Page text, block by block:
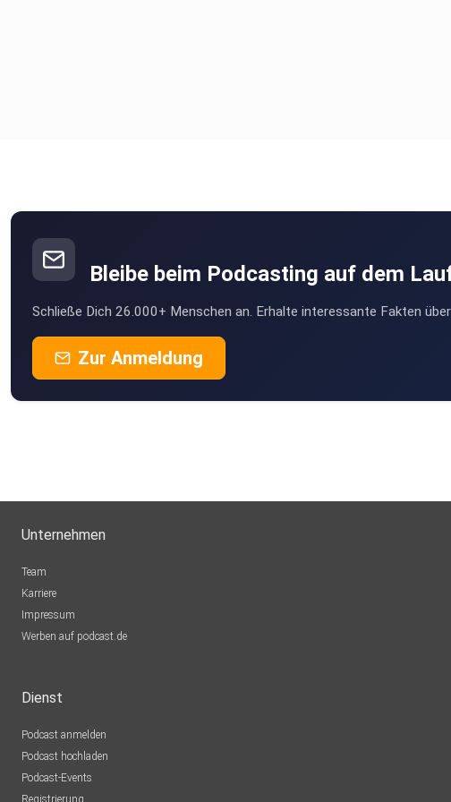
Bleibe beim Podcasting auf dem
Schließe Dich 26.000+ Menschen an. Erhalte interessante Fakten
Zur Anmeldung
Unternehmen
Team
Karriere
Impressum
Werben auf podcast.de
Dienst
Podcast anmelden
Podcast hochladen
Podcast-Events
Registrierung